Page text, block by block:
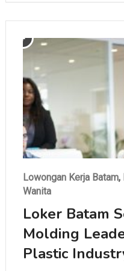
Lowongan Kerja Batam,
Wanita
Loker Batam
Molding
Plastic